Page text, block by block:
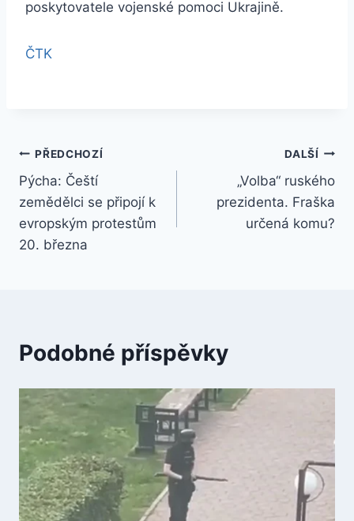
poskytovatele vojenské pomoci Ukrajině.
ČTK
Navigace
pro
příspěvek
PŘEDCHOZÍ
Pýcha: Čeští
zemědělci se připojí k
evropským protestům
20. března
DALŠÍ
„Volba“ ruského
prezidenta. Fraška
určená komu?
Podobné příspěvky